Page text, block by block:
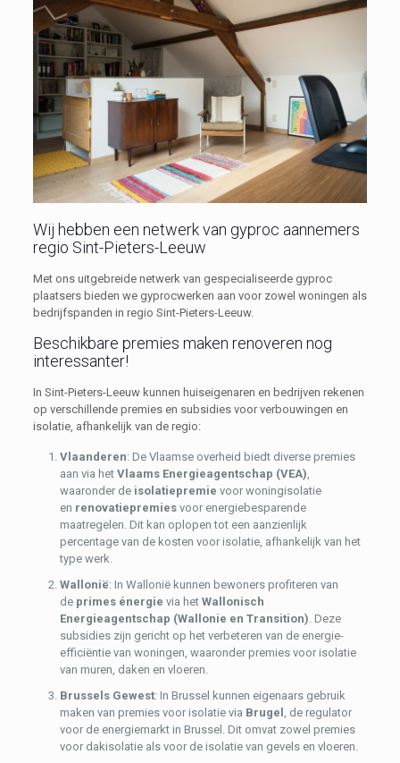
Wij hebben een netwerk van gyproc aannemers
regio Sint-Pieters-Leeuw
Met ons uitgebreide netwerk van gespecialiseerde gyproc
plaatsers bieden we gyprocwerken aan voor zowel woningen als
bedrijfspanden in regio Sint-Pieters-Leeuw.
Beschikbare premies maken renoveren nog
interessanter!
In Sint-Pieters-Leeuw kunnen huiseigenaren en bedrijven rekenen
op verschillende premies en subsidies voor verbouwingen en
isolatie, afhankelijk van de regio:
Vlaanderen: De Vlaamse overheid biedt diverse premies
aan via het Vlaams Energieagentschap (VEA)
waaronder de isolatiepremie voor woningisolatie
en renovatiepremiesvoor energiebesparende
maatregelen. Dit kan oplopen tot een aanzienlijk
percentage van de kosten voor isolatie, afhankelijk van het
type werk.
Wallonië: In Wallonië kunnen bewoners profiteren van
de primes énergie via het Wallonisch
Energieagentschap (Wallonie en Transition) . Deze
subsidies zijn gericht op het verbeteren van de energie-
efficiëntie van woningen, waaronder premies voor isolatie
van muren, daken en vloeren.
Brussels Gewest: In Brussel kunnen eigenaars gebruik
maken van premies voor isolatie via Brugel
, de regulator
voor de energiemarkt in Brussel. Dit omvat zowel premies
voor dakisolatie als voor de isolatie van gevels en vloeren.